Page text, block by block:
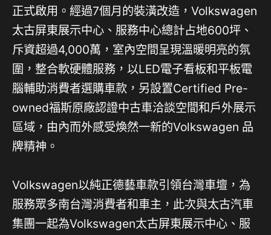
正式啟用。經過7個月的裝潢改造，Volkswagen
太古屏東展示中心、服務中心總計占地600坪、
斥資超過4,000萬，室內空間呈現溫暖明亮的氛
圍，整合軟硬體服務，以LED電子看板和平板電
腦輔助消費者選購車款，另設置Certified Pre-
owned福斯原廠認證中古車洽談空間和戶外展示
區域，由內而外感受煥然一新的Volkswagen 品
牌精神。
Volkswagen以純正德藝車款引領台灣車壇，為
服務眾多南台灣消費者和車主，此次與太古汽車
集團一起為Volkswagen太古屏東展示中心、服